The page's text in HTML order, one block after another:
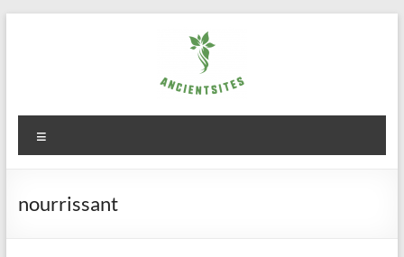
ancientsites.eu
nourrissant